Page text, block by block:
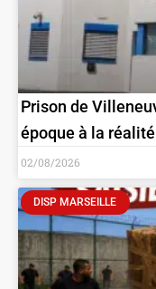
Prison de
époque à la réalité
02/08/2026
DISP MARSEILLE